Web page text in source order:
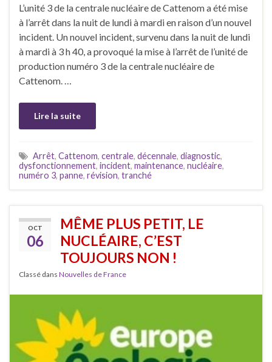
L’unité 3 de la centrale nucléaire de Cattenom a été mise
à l’arrêt dans la nuit de lundi à mardi en raison d’un nouvel
incident. Un nouvel incident, survenu dans la nuit de lundi
à mardi à 3 h 40, a provoqué la mise à l’arrêt de l’unité de
production numéro 3 de la centrale nucléaire de
Cattenom. …
Lire la suite
Arrêt, Cattenom, centrale, décennale, diagnostic,
dysfonctionnement, incident, maintenance, nucléaire,
numéro 3, panne, révision, tranché
OCT
06
MÊME PLUS PETIT, LE
NUCLÉAIRE, C’EST
TOUJOURS NON !
Classé dans Nouvelles de France